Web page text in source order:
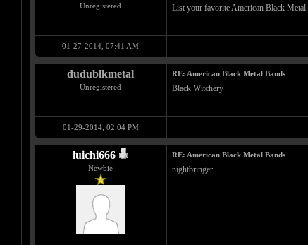
Unregistered List your favorite American Black Metal.
01-27-2014, 07:41 AM
dudublkmetal
Unregistered
RE: American Black Metal Bands
Black Witchery
01-29-2014, 02:04 PM
luichi666
Newbie
RE: American Black Metal Bands
nightbringer